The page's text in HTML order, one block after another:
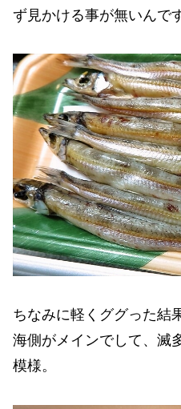
ず見かける事が無いんで
ちなみに軽くググった結
海側がメインでして、滅
模様。